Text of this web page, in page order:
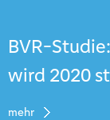
BVR-
wird 2020
mehr